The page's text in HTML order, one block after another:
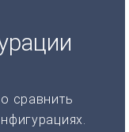
сравнить